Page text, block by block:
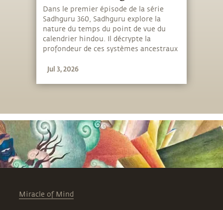
cosmos | Sadhguru 360
Dans le premier épisode de la série
Sadhguru 360, Sadhguru explore la
nature du temps du point de vue du
calendrier hindou. Il décrypte la
profondeur de ces systèmes ancestraux
seulement pour mener une vie de joie
en commençant par la pournima de
vaishakha / chitra, le 1er mai 2026.
Jul 3, 2026
Miracle of Mind